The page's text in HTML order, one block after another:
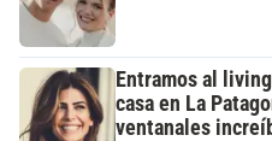
Entramos al
casa en La
ventanales